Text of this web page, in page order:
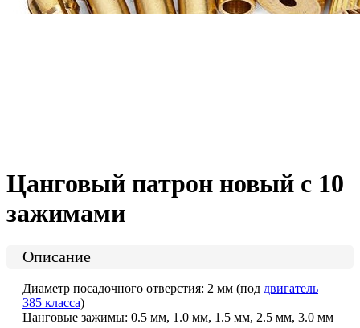
Цанговый патрон новый с 10
зажимами
Описание
Диаметр посадочного отверстия: 2 мм (под двигатель
385 класса)
Цанговые зажимы: 0.5 мм, 1.0 мм, 1.5 мм, 2.5 мм, 3.0 мм